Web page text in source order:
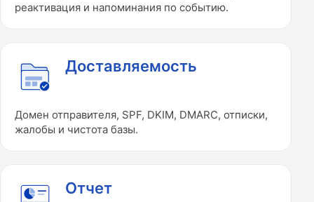
реактивация и напоминания по событию.
Доставляемость
Домен отправителя, SPF, DKIM, DMARC, отписки,
жалобы и чистота базы.
Отчет